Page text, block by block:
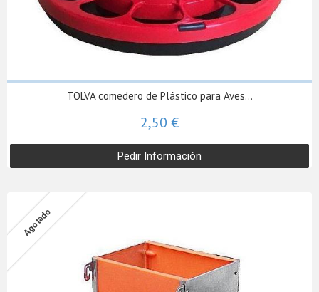
TOLVA comedero de Plástico para Aves...
2,50 €
Pedir Información
Agotado